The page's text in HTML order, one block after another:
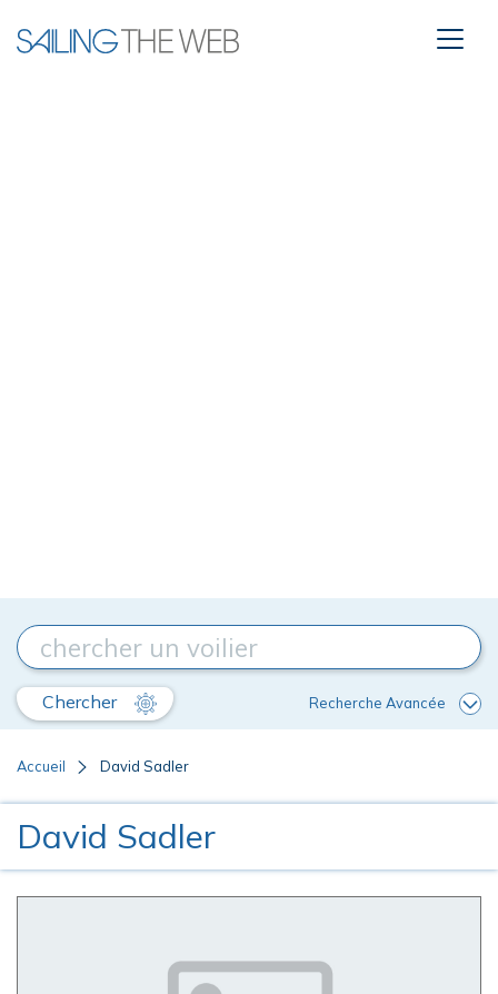
Chercher Recherche Avancée
Accueil David Sadler
David Sadler